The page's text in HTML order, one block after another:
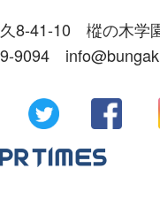
8-41-10 樅の木学
9094